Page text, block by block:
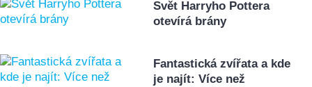
Svět Harryho Pottera
otevírá brány
Fantastická zvířata a kde
je najít: Více než